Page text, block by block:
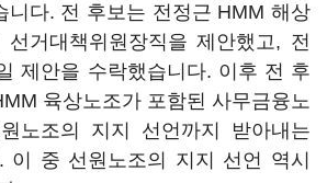
니다. 전 후보는 전정근 HMM 해상
거대책위원장직을 제안했고, 전
제안을 수락했습니다. 이후 전 후
육상노조가 포함된 사무금융노
노조의 지지 선언까지 받아내는
이 중 선원노조의 지지 선언 역시